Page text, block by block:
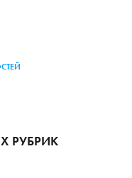
РУБРИК